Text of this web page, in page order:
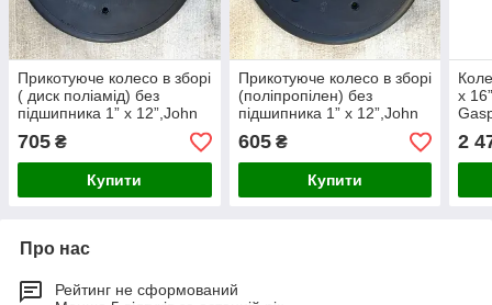
Прикотуюче колесо в зборі
( диск поліамід) без
підшипника 1” x 12”,John
Deere, Great Plains,
Monosem, Kinze,
705 ₴
Купити
Прикотуюче колесо в зборі
(поліпропілен) без
підшипника 1” x 12”,John
Deere, Great Plains,
Monosem, Kinze,
605₴
Купити
x
2
Про нас
Рейтинг не сформований